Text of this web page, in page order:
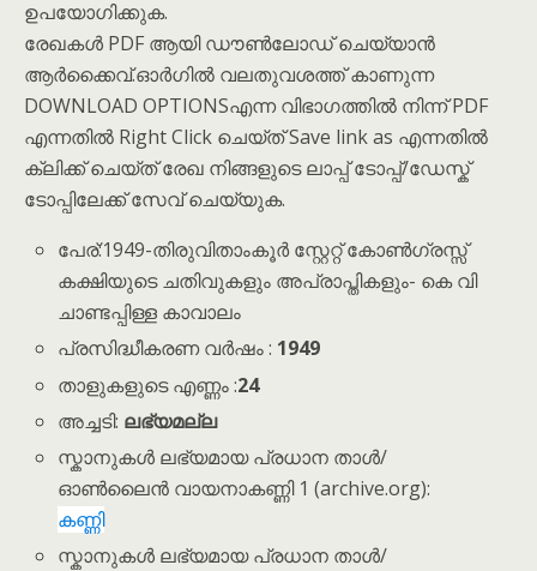
ഉപയോഗിക്കുക.
രേഖകൾ PDF ആയി ഡൗൺലോഡ് ചെയ്യാൻ
ആർക്കൈവ്.ഓർഗിൽ വലതുവശത്ത് കാണുന്ന
DOWNLOAD OPTIONSഎന്ന വിഭാഗത്തിൽ നിന്ന് PDF
എന്നതിൽ Right Click ചെയ്ത് Save link as എന്നതിൽ
ക്ലിക്ക് ചെയ്ത് രേഖ നിങ്ങളുടെ ലാപ്പ് ടോപ്പ്/ഡേസ്ക്
ടോപ്പിലേക്ക് സേവ് ചെയ്യുക.
പേര്:1949-തിരുവിതാംകൂര്‍ സ്റ്റേറ്റ് കോണ്‍ഗ്രസ്സ്
കക്ഷിയുടെ ചതിവുകളും അപ്രാപ്തികളും- കെ വി
ചാണ്ടപ്പിള്ള കാവാലം
പ്രസിദ്ധീകരണ വർഷം : 1949
താളുകളുടെ എണ്ണം :24
അച്ചടി: ലഭ്യമല്ല
സ്കാനുകൾ ലഭ്യമായ പ്രധാന താൾ/
ഓൺലൈൻ വായനാകണ്ണി 1 (archive.org):
കണ്ണി
സ്കാനുകൾ ലഭ്യമായ പ്രധാന താൾ/